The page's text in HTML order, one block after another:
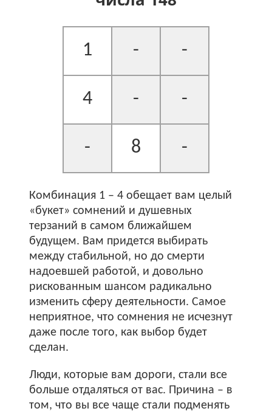
1 - -
4 - -
- 8 -
Комбинация 1 – 4 обещает вам целый
«букет» сомнений и душевных
терзаний в самом ближайшем
будущем. Вам придется выбирать
между стабильной, но до смерти
надоевшей работой, и довольно
рискованным шансом радикально
изменить сферу деятельности. Самое
неприятное, что сомнения не исчезнут
даже после того, как выбор будет
сделан.
Люди, которые вам дороги, стали все
больше отдаляться от вас. Причина – в
том, что вы все чаще стали подменять